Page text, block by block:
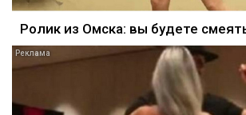
Ролик из Омска: вы будете